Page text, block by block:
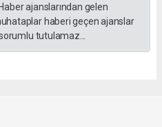
ajanslarından gelen
haberi geçen ajanslar
tutulamaz...